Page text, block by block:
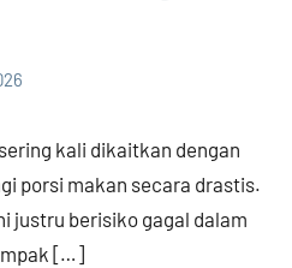
kali dikaitkan dengan
porsi makan secara drastis.
justru berisiko gagal dalam
[…]